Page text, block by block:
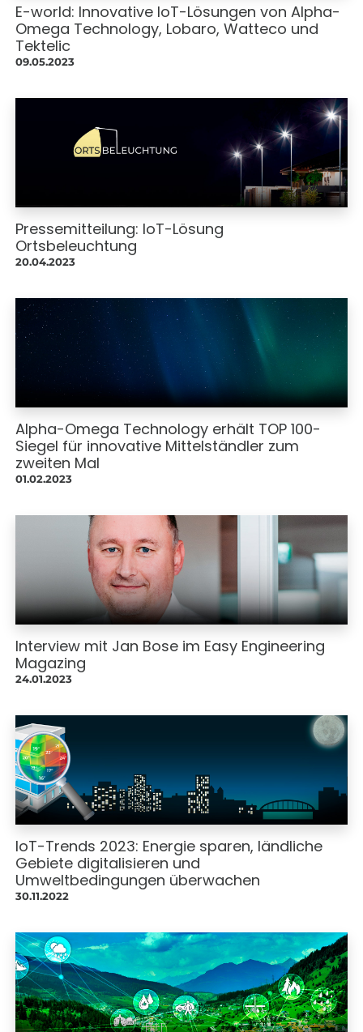
E-world: Innovative IoT-Lösungen von Alpha-
Omega Technology, Lobaro, Watteco und
Tektelic
09.05.2023
Pressemitteilung: IoT-Lösung
Ortsbeleuchtung
20.04.2023
Alpha-Omega Technology erhält TOP 100-
Siegel für innovative Mittelständler zum
zweiten Mal
01.02.2023
Interview mit Jan Bose im Easy Engineering
Magazing
24.01.2023
IoT-Trends 2023: Energie sparen, ländliche
Gebiete digitalisieren und
Umweltbedingungen überwachen
30.11.2022